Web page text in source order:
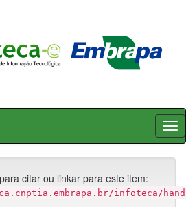
citar ou linkar para este item:
infoteca/